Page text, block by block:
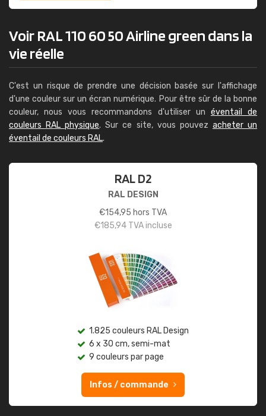
Voir RAL 110 60 50 Airline green dans la
vie réelle
C'est un risque de prendre une décision basée sur l'affichage
d'une couleur sur un écran numérique. Pour être sûr de la bonne
couleur, nous vous recommandons d'utiliser un éventail de
couleurs RAL physique. Sur ce site, vous pouvez acheter un
éventail de couleurs RAL.
RAL D2
RAL DESIGN
€154,95 hors TVA
€185,94TVA incluse
1.825 couleurs RAL Design
6 x 30 cm, semi-mat
9 couleurs par page
Infos / commande